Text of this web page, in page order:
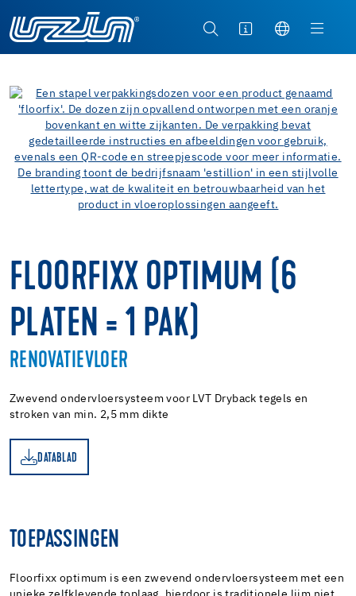
FLOORFIXX OPTIMUM (6
PLATEN = 1 PAK)
RENOVATIEVLOER
Zwevend ondervloersysteem voor LVT Dryback tegels en
stroken van min. 2,5 mm dikte
DATABLAD
TOEPASSINGEN
Floorfixx optimum is een zwevend ondervloersysteem met een